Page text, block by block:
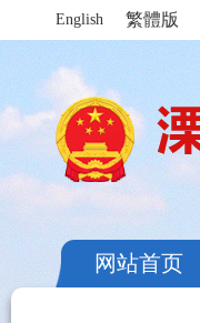
English 繁體版
网站首页